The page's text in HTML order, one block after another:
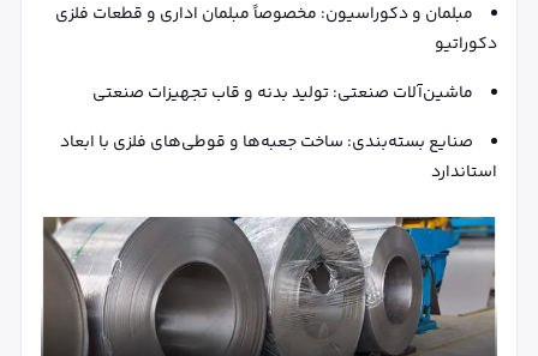
مبلمان و دکوراسیون: مخصوصاً مبلمان اداری و قطعات فلزی
دکوراتیو
ماشین‌آلات صنعتی: تولید بدنه و قاب تجهیزات صنعتی
صنایع بسته‌بندی: ساخت جعبه‌ها و قوطی‌های فلزی با ابعاد
استاندارد